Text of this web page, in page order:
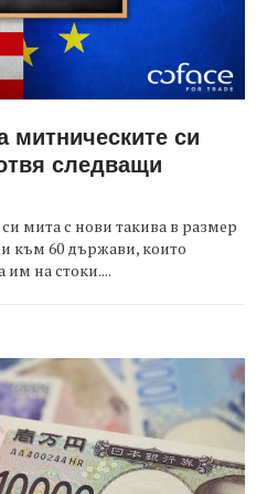
митническите си
следващи
мита с нови такива в размер
към 60 държави, които
им на стоки....